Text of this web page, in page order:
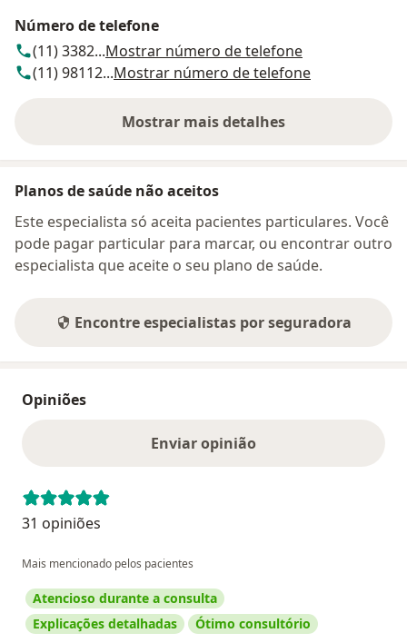
Número de telefone
(11) 3382...Mostrar número de telefone
(11) 98112...Mostrar número de telefone
Mostrar mais detalhes
sobre o endereço
Planos de saúde não aceitos
Este especialista só aceita pacientes particulares. Você
pode pagar particular para marcar, ou encontrar outro
especialista que aceite o seu plano de saúde.
Encontre especialistas por seguradora
Opiniões
Enviar opinião
31 opiniões
Mais mencionado pelos pacientes
Atencioso durante a consulta
Explicações detalhadas
Ótimo consultório